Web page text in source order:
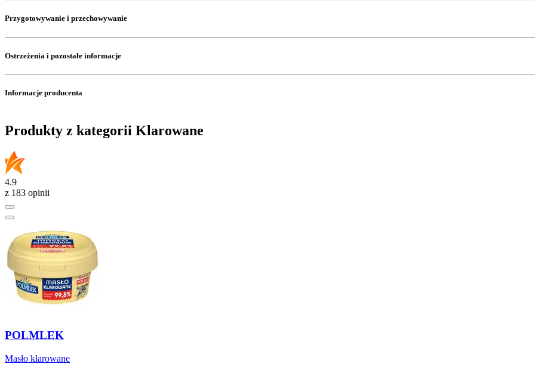
Przygotowywanie i przechowywanie
Ostrzeżenia i pozostałe informacje
Informacje producenta
Produkty z kategorii Klarowane
4.9
z 183 opinii
POLMLEK
Masło klarowane